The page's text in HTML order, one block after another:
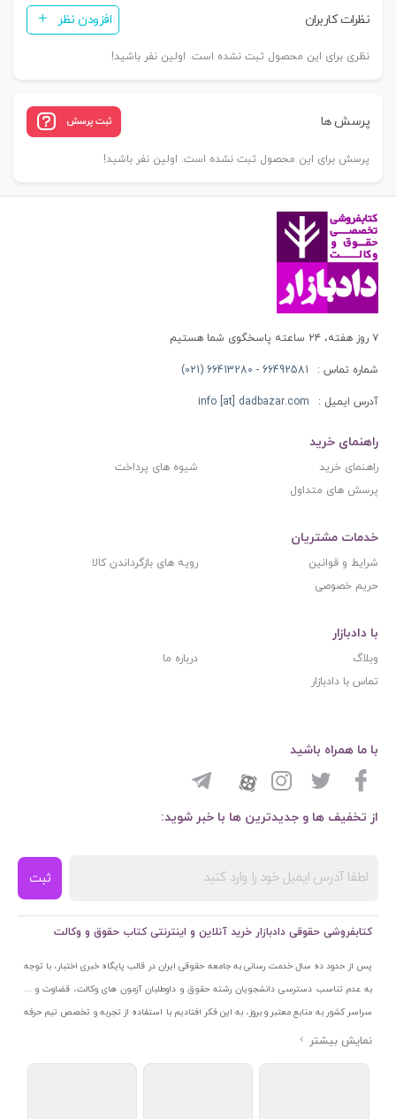
نظرات کاربران افزودن نظر
نظری برای این محصول ثبت نشده است. اولین نفر باشید!
پرسش ها ثبت پرسش
پرسش برای این محصول ثبت نشده است. اولین نفر باشید!
۷ روز هفته، ۲۴ ساعته پاسخگوی شما هستیم
شماره تماس : 66492581 - 66413280 (021)
آدرس ایمیل : info [at] dadbazar.com
راهنمای خرید
راهنمای خرید
شیوه های پرداخت
پرسش های متداول
خدمات مشتریان
شرایط و قوانین
رویه های بازگرداندن کالا
حریم خصوصی
با دادبازار
وبلاگ
درباره ما
تماس با دادبازار
از تخفیف ها و جدیدترین ها با خبر شوید:
ثبت
با ما همراه باشید
کتابفروشی حقوقی دادبازار خرید آنلاین و اینترنتی کتاب حقوق و وکالت
پس از حدود ده سال خدمت رسانی به جامعه حقوقی ایران در قالب پایگاه خبری اختبار، با توجه
به عدم تناسب دسترسی دانشجویان رشته حقوق و داوطلبان آزمون های وکالت، قضاوت و ...
سراسر کشور به منابع معتبر و بروز، به این فکر افتادیم با استفاده از تجربه و تخصص تیم حرفه
ای اختبار خدمتی جدید به جامعه حقوقی ایران ارائه کنیم. به این منظور با راه اندازی و تجهیز